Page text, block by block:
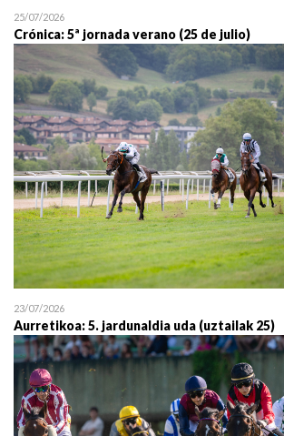
25/07/2026
Crónica: 5ª jornada verano (25 de julio)
23/07/2026
Aurretikoa: 5. jardunaldia uda (uztailak 25)